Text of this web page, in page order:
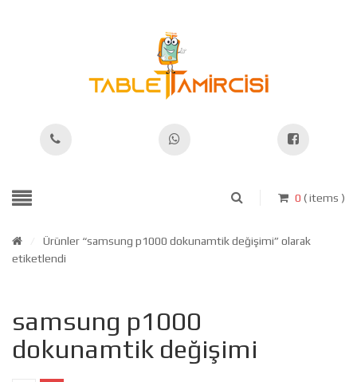
0 ( items )
Ürünler “samsung p1000 dokunamtik değişimi” olarak
etiketlendi
samsung p1000
dokunamtik değişimi